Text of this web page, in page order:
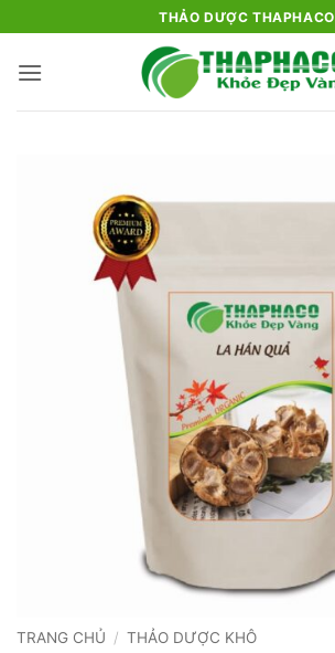
qua
nội
THẢO DƯỢC THAPHACO
TRANG CHỦ / THẢO DƯỢC KHÔ